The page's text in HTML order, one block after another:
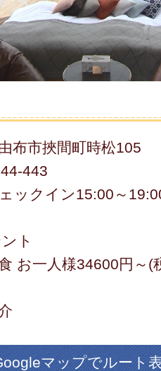
布市挾間町時松105
443
ェックイン15:00～
ト
お一人様34600円～(
マップでルート